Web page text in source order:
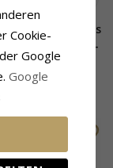
Armband aus
Sterlingsilber -
Stones
Preis
Cookie-
Google
Google